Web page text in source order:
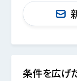
条件を広げ